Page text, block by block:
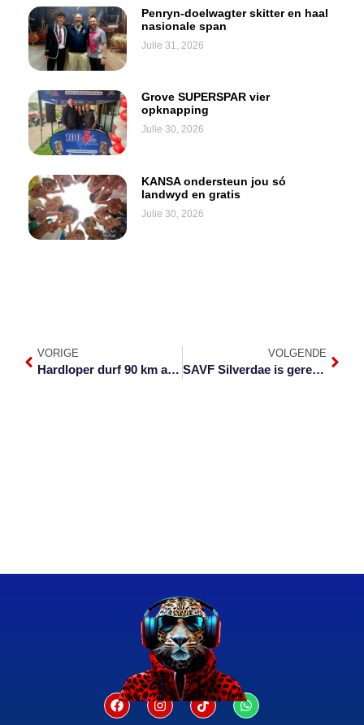
Penryn-doelwagter skitter en haal
nasionale span
Julie 31, 2026
Grove SUPERSPAR vier
opknapping
Julie 30, 2026
KANSA ondersteun jou só
landwyd en gratis
Julie 30, 2026
VORIGE
Hardloper durf 90 km aan ten bate van Nelspruit Hospice
VOLGENDE
SAVF Silverdae is gereed om te kuier